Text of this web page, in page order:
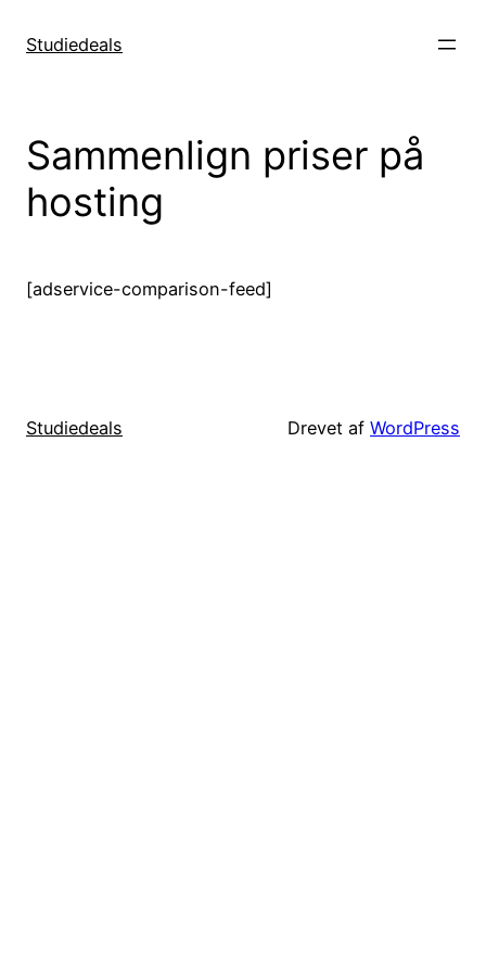
Studiedeals
Sammenlign priser på
hosting
[adservice-comparison-feed]
Studiedeals Drevet af WordPress